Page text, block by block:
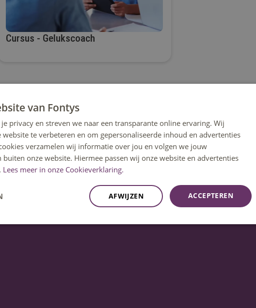
Cursus - Gelukscoach
ma t/m vrij 08:30u – 17:00u uur.
ENGLISH
van Fontys
privacy en streven we naar een transparante online ervaring. Wij
te verbeteren en om gepersonaliseerde inhoud en advertenties
verzamelen wij informatie over jou en volgen we jouw
onze website. Hiermee passen wij onze website en advertenties
Lees meer in onze Cookieverklaring.
ACCEPTEREN
AFWIJZEN